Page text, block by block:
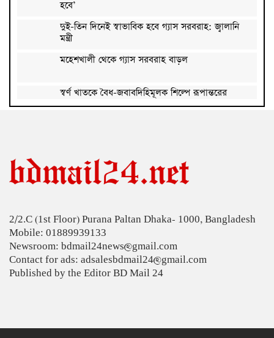
হবে’
দুই-তিন দিনেই স্বাভাবিক হবে গ্যাস সরবরাহ: জ্বালানি
মন্ত্রী
মহেশখালী থেকে গ্যাস সরবরাহ বাড়ল
স্বর্ণ খাতকে বৈধ-জবাবদিহিমূলক শিল্পে রূপান্তরের
উদ্যোগ
শিকল ভেঙেছি গণতন্ত্র প্রতিষ্ঠায়: তথ্যমন্ত্রী
শব্দদূষণ নিয়ন্ত্রণে কঠোর হচ্ছে সরকার
মেয়েকে নিয়ে বাবার কবর জিয়ারতে জুবাইদা রহমান
2/2.C (1st Floor) Purana Paltan Dhaka- 1000, Bangladesh
Mobile: 01889939133
Newsroom: bdmail24news@gmail.com
Contact for ads: adsalesbdmail24@gmail.com
Published by the Editor BD Mail 24